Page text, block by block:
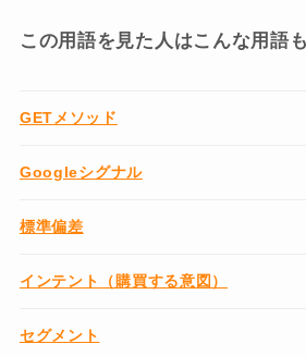
この用語を見た人はこんな用語
GETメソッド
Googleシグナル
標準偏差
インテント（購買する意図）
セグメント